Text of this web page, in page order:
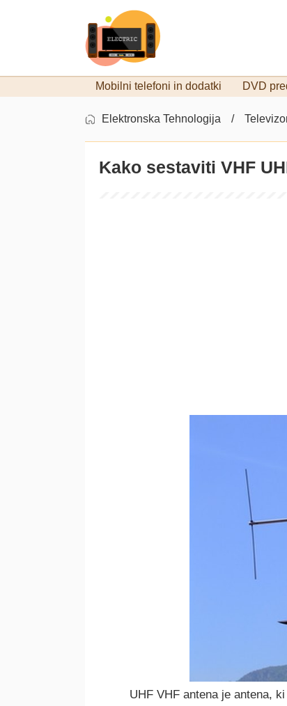
Mobilni telefoni in dodatki DVD
Elektronska Tehnologija
Kako sestaviti VHF
UHF VHF antena je antena,